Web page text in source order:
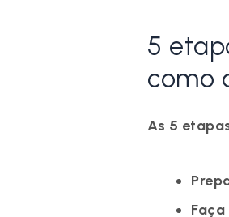
5
como
As 5